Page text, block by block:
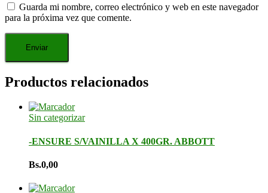
Guarda mi nombre, correo electrónico y web en este navegador
para la próxima vez que comente.
Productos relacionados
Sin categorizar
-ENSURE S/VAINILLA X 400GR. ABBOTT
Bs.0,00